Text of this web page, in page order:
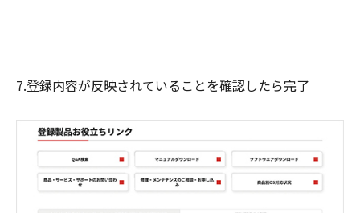
7.登録内容が反映されていることを確認したら完了